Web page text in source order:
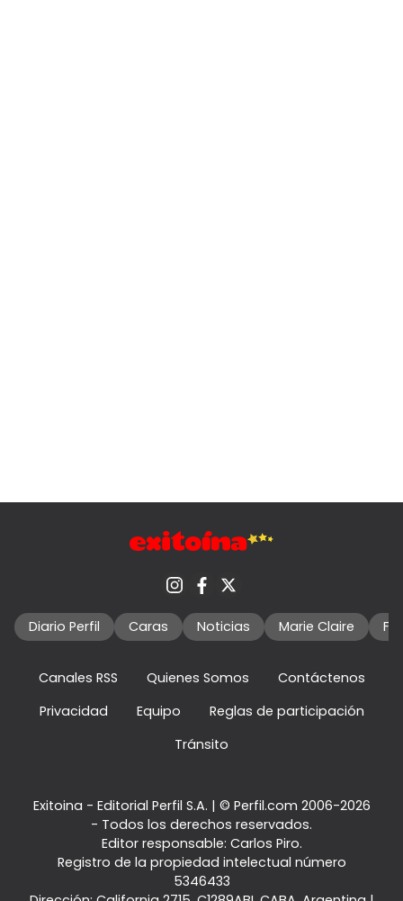
Diario Perfil Caras Noticias Marie Claire
Canales RSS Quienes Somos
Contáctenos
Privacidad
Equipo
Reglas de participación
Tránsito
Exitoina - Editorial Perfil S.A. | © Perfil.com 2006-2026
- Todos los derechos reservados.
Editor responsable: Carlos Piro.
Registro de la propiedad intelectual número
5346433